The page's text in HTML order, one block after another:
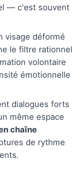
— c'est souvent
visage déformé
le filtre rationnel
volontaire
émotionnelle
dialogues forts
même espace
chaîne
de rythme